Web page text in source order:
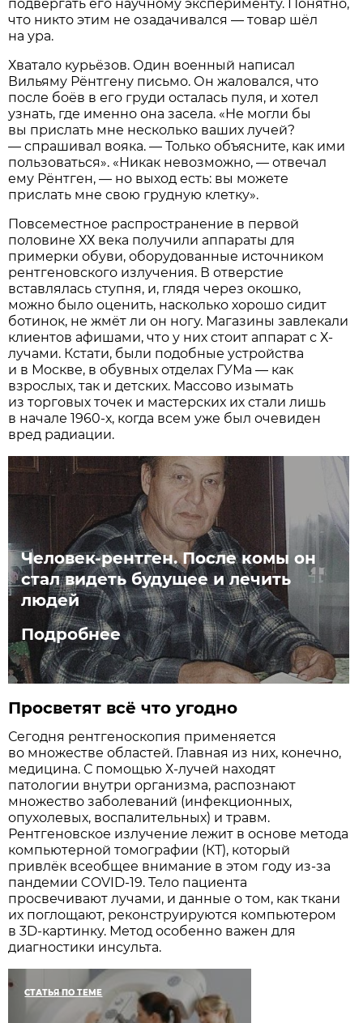
подвергать его научному эксперименту. Понятно,
что никто этим не озадачивался — товар шёл
на ура.
Хватало курьёзов. Один военный написал
Вильяму Рёнтгену письмо. Он жаловался, что
после боёв в его груди осталась пуля, и хотел
узнать, где именно она засела. «Не могли бы
вы прислать мне несколько ваших лучей?
— спрашивал вояка. — Только объясните, как ими
пользоваться». «Никак невозможно, — отвечал
ему Рёнтген, — но выход есть: вы можете
прислать мне свою грудную клетку».
Повсеместное распространение в первой
половине ХХ века получили аппараты для
примерки обуви, оборудованные источником
рентгеновского излучения. В отверстие
вставлялась ступня, и, глядя через окошко,
можно было оценить, насколько хорошо сидит
ботинок, не жмёт ли он ногу. Магазины завлекали
клиентов афишами, что у них стоит аппарат с Х-
лучами. Кстати, были подобные устройства
и в Москве, в обувных отделах ГУМа — как
взрослых, так и детских. Массово изымать
из торговых точек и мастерских их стали лишь
в начале 1960-х, когда всем уже был очевиден
вред радиации.
Человек-рентген. После комы он
стал видеть будущее и лечить
людей
Подробнее
Просветят всё что угодно
Сегодня рентгеноскопия применяется
во множестве областей. Главная из них, конечно,
медицина. С помощью Х-лучей находят
патологии внутри организма, распознают
множество заболеваний (инфекционных,
опухолевых, воспалительных) и травм.
Рентгеновское излучение лежит в основе метода
компьютерной томографии (КТ), который
привлёк всеобщее внимание в этом году из-за
пандемии COVID-19. Тело пациента
просвечивают лучами, и данные о том, как ткани
их поглощают, реконструируются компьютером
в 3D-картинку. Метод особенно важен для
диагностики инсульта.
СТАТЬЯ ПО ТЕМЕ